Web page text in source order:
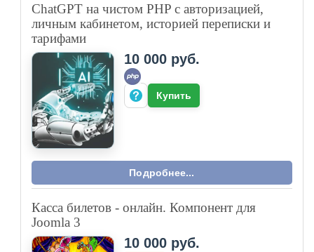
ChatGPT на чистом PHP с авторизацией,
личным кабинетом, историей переписки и
тарифами
10 000 руб.
Купить
Подробнее...
Касса билетов - онлайн. Компонент для
Joomla 3
10 000 руб.